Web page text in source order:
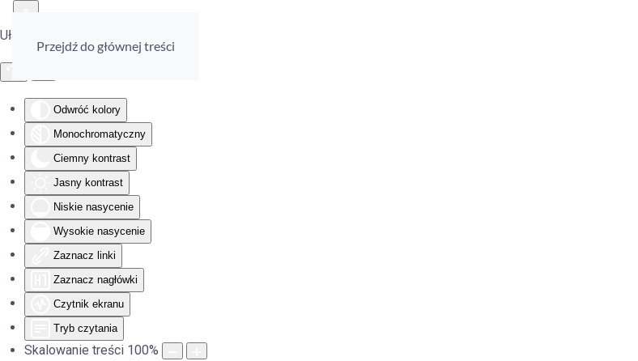
Ułatwienia dostępu
Odwróć kolory
Monochromatyczny
Ciemny kontrast
Jasny kontrast
Niskie nasycenie
Wysokie nasycenie
Zaznacz linki
Zaznacz nagłówki
Czytnik ekranu
Tryb czytania
Skalowanie treści 100%
Przejdź do głównej treści